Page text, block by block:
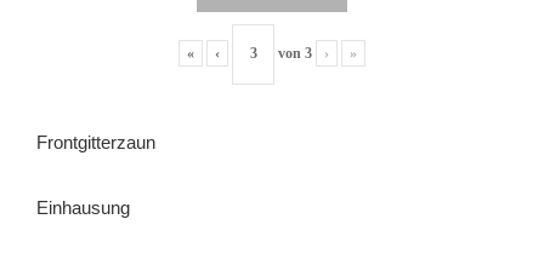
« ‹ von 3 › »
Frontgitterzaun
Einhausung